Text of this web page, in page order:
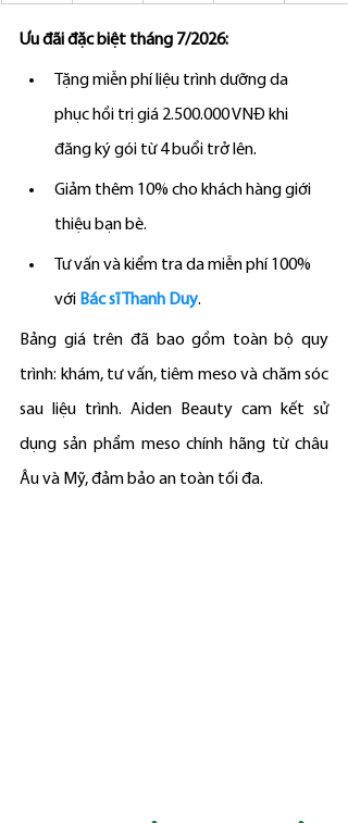
Ưu đãi đặc biệt tháng 7/2026:
Tặng miễn phí liệu trình dưỡng da
phục hồi trị giá 2.500.000 VNĐ khi
đăng ký gói từ 4 buổi trở lên.
Giảm thêm 10% cho khách hàng giới
thiệu bạn bè.
Tư vấn và kiểm tra da miễn phí 100%
với Bác sĩ Thanh Duy.
Bảng giá trên đã bao gồm toàn bộ quy
trình: khám, tư vấn, tiêm meso và chăm sóc
sau liệu trình. Aiden Beauty cam kết sử
dụng sản phẩm meso chính hãng từ châu
Âu và Mỹ, đảm bảo an toàn tối đa.